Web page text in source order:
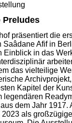
Preludes
präsentiert die
Saâdane Afif in
Einblick in das
das vielteilige
Kapitel der
legendären
dem Jahr 1917.
als